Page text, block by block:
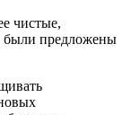
чистые,
были предложены